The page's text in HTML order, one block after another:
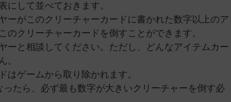
にして並べておきます。
ーがこのクリーチャーカードに書かれた数字以上のア
のクリーチャーカードを倒すことができます。
ーと相談してください。ただし、どんなアイテムカー
。
はゲームから取り除かれます。
たら、必ず最も数字が大きいクリーチャーを倒す必